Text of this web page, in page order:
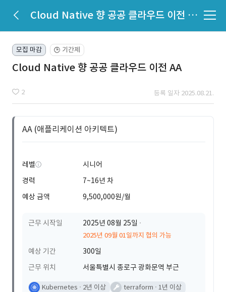
Cloud Native 향 공공 클라우드 이전 AA
모집 마감 🕒 기간제
Cloud Native 향 공공 클라우드 이전 AA
2 등록 일자 2025.08.21.
AA (애플리케이션 아키텍트)
레벨
시니어
경력
7~16년 차
예상 금액
9,500,000원/월
근무 시작일 2025년 08월 25일
2025년 09월 01일까지 협의 가능
예상 기간
300일
근무 위치
서울특별시 종로구 광화문역 부근
Kubernetes 2년 이상 terraform 1년 이상